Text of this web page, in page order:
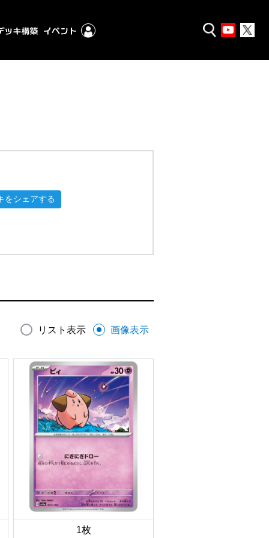
をシェアする
リスト表示 画像表示
1枚